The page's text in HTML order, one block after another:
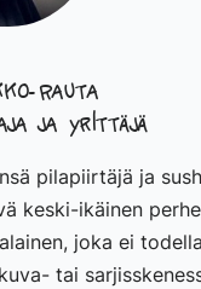
Rauta
ja yrittäjä
pilapiirtäjä ja
keski-ikäinen
joka ei
tai